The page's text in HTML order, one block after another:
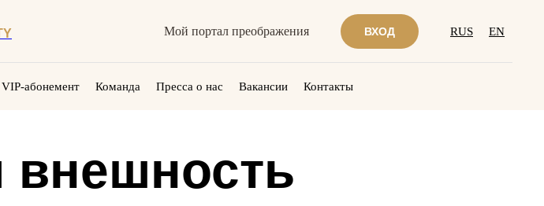
Мой портал преображения ВХОД RUS EN
VIP-абонемент Команда Пресса о нас Вакансии Контакты
внешность